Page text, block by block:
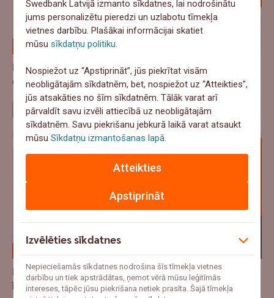
Pa Ceļam Biznesā - No klikšķa līdz paku skapim: kā
e-veikalam nopelnīt klienta uzticību?
Pa ceļam biznesā
Dārzs kā vēl viena istaba: cik tas maksā un kad ir
īstais laiks sākt?
Swedbank Latvijā izmanto sīkdatnes, lai nodrošinātu
jums personalizētu pieredzi un uzlabotu tīmekļa
vietnes darbību. Plašākai informācijai skatiet
mūsusīkdatņu politiku
Nospiežot uz “Apstiprināt”, jūs piekrītat visām
neobligātajām sīkdatnēm, bet, nospiežot uz “Atteikties”,
jūs atsakāties no šīm sīkdatnēm. Tālāk varat arī
pārvaldīt savu izvēli attiecībā uz neobligātajām
sīkdatnēm. Savu piekrišanu jebkurā laikā varat atsaukt
mūsuSīkdatņu izmantošanas lapā
Apstiprināt
Atteikties
Izvēlēties sīkdatnes
Nepieciešamās sīkdatnes nodrošina šīs tīmekļa vietnes
darbību un tiek apstrādātas, ņemot vērā mūsu leģitīmās
intereses, tāpēc jūsu piekrišana netiek prasīta. Šajā tīmekļa